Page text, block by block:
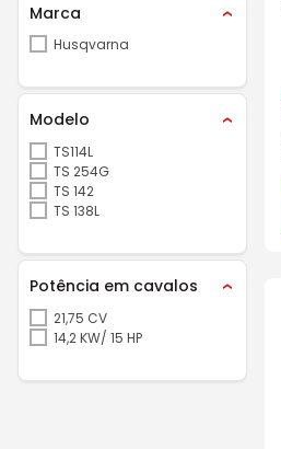
Marca
Husqvarna
Modelo
TS114L
TS 254G
TS 142
TS 138L
Potência em cavalos
21,75 CV
14,2 KW/ 15 HP